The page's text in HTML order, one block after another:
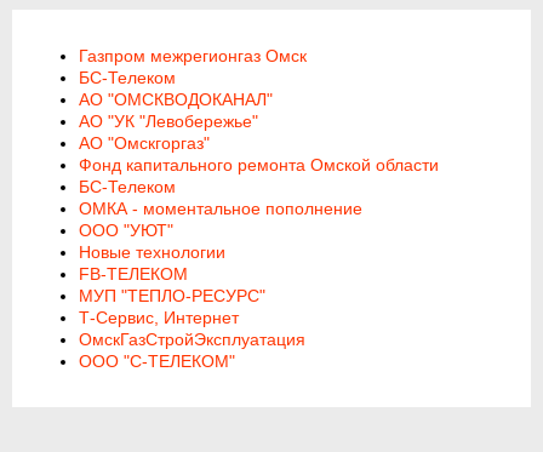
Газпром межрегионгаз Омск
БС-Телеком
АО "ОМСКВОДОКАНАЛ"
АО "УК "Левобережье"
АО "Омскгоргаз"
Фонд капитального ремонта Омской области
БС-Телеком
ОМКА - моментальное пополнение
ООО "УЮТ"
Новые технологии
FB-ТЕЛЕКОМ
МУП "ТЕПЛО-РЕСУРС"
Т-Сервис, Интернет
ОмскГазСтройЭксплуатация
ООО "С-ТЕЛЕКОМ"